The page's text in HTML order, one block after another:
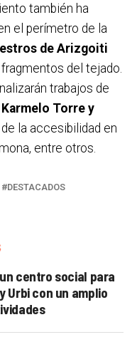
también ha
el perímetro de la
de Arizgoiti
del tejado.
trabajos de
Torre y
la accesibilidad en
entre otros.
DESTACADOS
centro social para
Urbi con un amplio